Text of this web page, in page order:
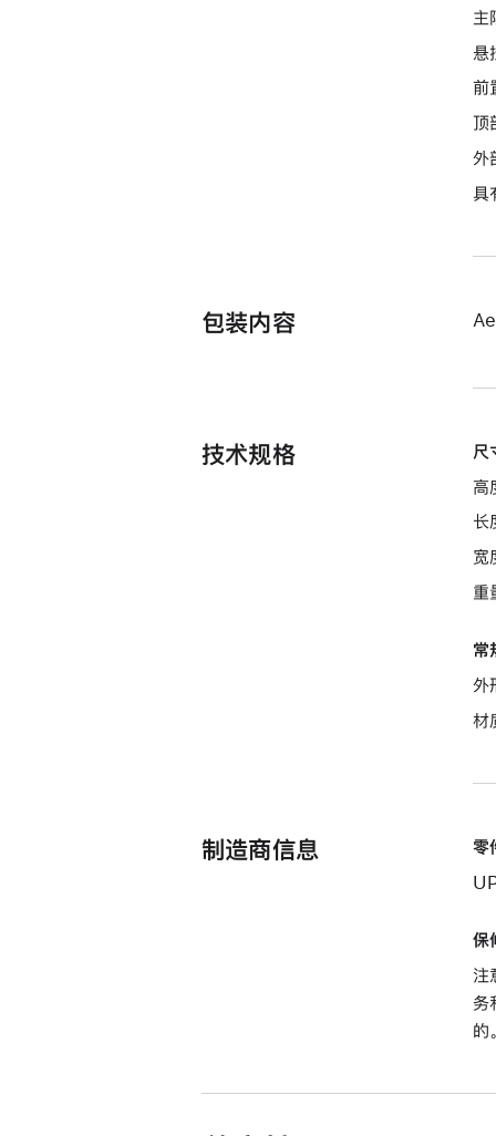
主
悬
前
顶
外
具
包装内容
技术规格
尺
高
长
宽
重
常
外
材
制造商信息
零
保
注
务
的